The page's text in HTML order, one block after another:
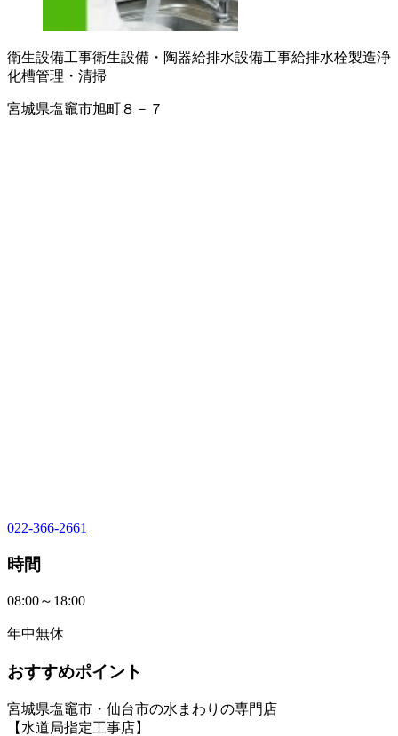
衛生設備工事衛生設備・陶器給排水設備工事給排水栓製造浄
化槽管理・清掃
宮城県塩竈市旭町８－７
022-366-2661
時間
08:00～18:00
年中無休
おすすめポイント
宮城県塩竈市・仙台市の水まわりの専門店
【水道局指定工事店】